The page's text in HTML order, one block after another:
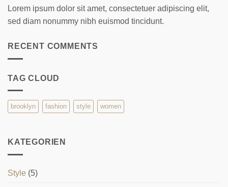
Lorem ipsum dolor sit amet, consectetuer adipiscing elit,
sed diam nonummy nibh euismod tincidunt.
RECENT COMMENTS
TAG CLOUD
brooklyn fashion style women
KATEGORIEN
Style (5)